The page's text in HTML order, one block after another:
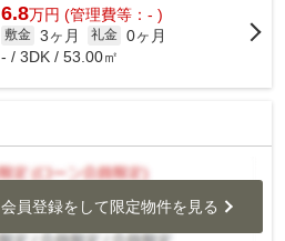
6.8万円 (管理費等：- )
敷金 3ヶ月 礼金 0ヶ月
- / 3DK / 53.00㎡
会員登録をして限定物件を見る